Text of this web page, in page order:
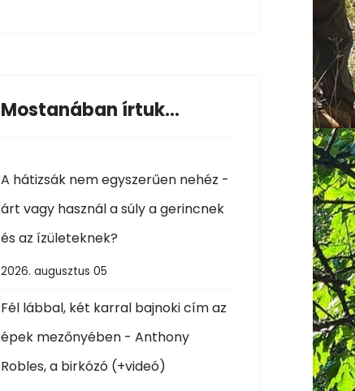
Mostanában írtuk...
A hátizsák nem egyszerűen nehéz -
árt vagy használ a súly a gerincnek
és az ízületeknek?
2026. augusztus 05
Fél lábbal, két karral bajnoki cím az
épek mezőnyében - Anthony
Robles, a birkózó (+videó)